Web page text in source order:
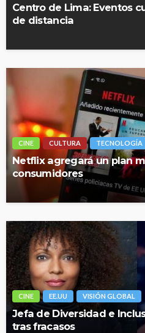
Centro de Lima: Eventos
de distancia
CINE CULTURA TECNOLOGÍA
Netflix agregará un plan
consumidores
CINE EE.UU VISIÓN GLOBAL
Jefa de Diversidad e
tras fracasos